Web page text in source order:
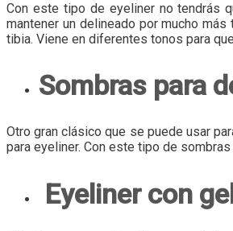
Con este tipo de eyeliner no tendrás
mantener un delineado por mucho
tibia. Viene en diferentes tonos para
Sombras para
Otro gran clásico que se puede usar
para eyeliner. Con este tipo de
Eyeliner con